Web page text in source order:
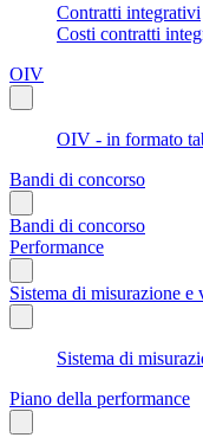
Contratti integrativi
Costi contratti
OIV
OIV - in formato
Bandi di concorso
Bandi di concorso
Performance
Sistema di misurazione e
Sistema di
Piano della performance